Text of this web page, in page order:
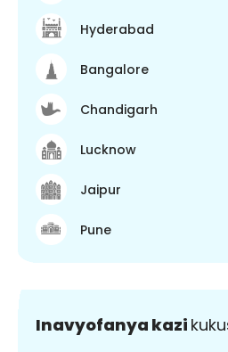
Hyderabad
Bangalore
Chandigarh
Lucknow
Jaipur
Pune
Inavyofanya kazi